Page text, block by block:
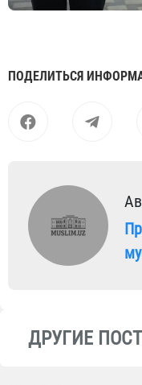
ПОДЕЛИТЬСЯ
ДРУГИЕ